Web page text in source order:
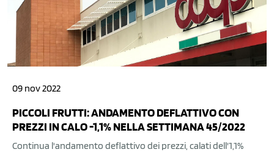
09 nov 2022
PICCOLI FRUTTI: ANDAMENTO DEFLATTIVO CON
PREZZI IN CALO -1,1% NELLA SETTIMANA 45/2022
Continua l'andamento deflattivo dei prezzi, calati dell'1,1%